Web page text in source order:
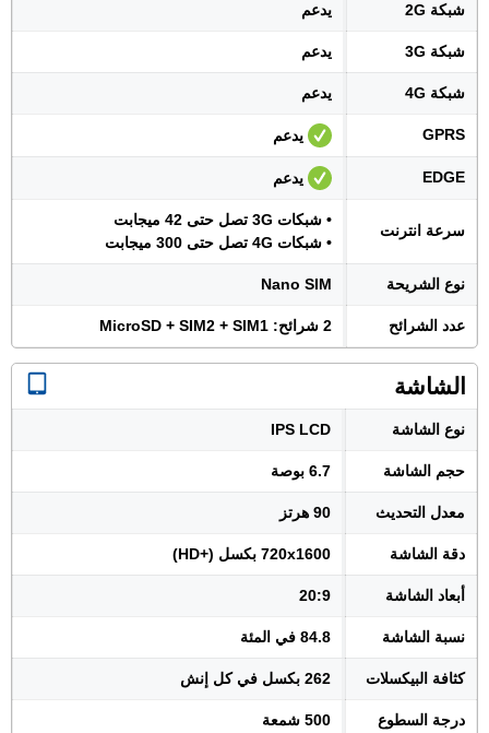
شبكة 2G يدعم
شبكة 3G يدعم
شبكة 4G يدعم
GPRS يدعم
EDGE يدعم
سرعة انترنت
• شبكات 3G تصل حتى 42 ميجابت
• شبكات 4G تصل حتى 300 ميجابت
نوع الشريحة Nano SIM
عدد الشرائح 2 شرائح: MicroSD + SIM2 + SIM1
الشاشة
نوع الشاشة IPS LCD
حجم الشاشة 6.7 بوصة
معدل التحديث 90 هرتز
دقة الشاشة 720x1600 بكسل (+HD)
أبعاد الشاشة 20:9
نسبة الشاشة 84.8 في المئة
كثافة البيكسلات 262 بكسل في كل إنش
درجة السطوع 500 شمعة